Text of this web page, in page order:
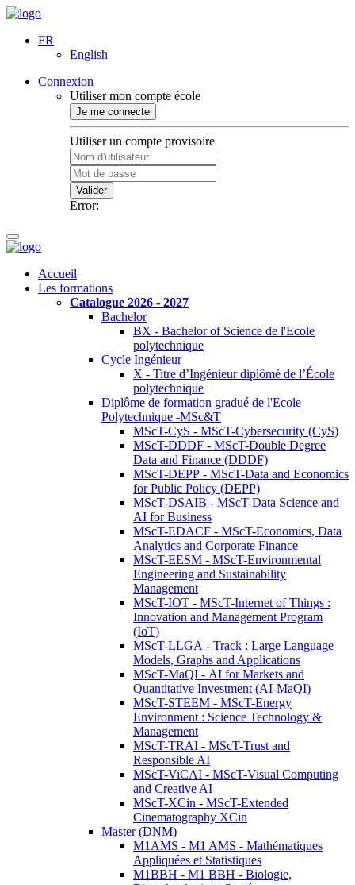
FR
English
Connexion
Utiliser mon compte école
Je me connecte
Utiliser un compte provisoire
Valider
Error:
Accueil
Les formations
Catalogue 2026 - 2027
Bachelor
BX - Bachelor of Science de l'Ecole
polytechnique
Cycle Ingénieur
X - Titre d’Ingénieur diplômé de l’École
polytechnique
Diplôme de formation gradué de l'Ecole
Polytechnique -MSc&T
MScT-CyS - MScT-Cybersecurity (CyS)
MScT-DDDF - MScT-Double Degree
Data and Finance (DDDF)
MScT-DEPP - MScT-Data and Economics
for Public Policy (DEPP)
MScT-DSAIB - MScT-Data Science and
AI for Business
MScT-EDACF - MScT-Economics, Data
Analytics and Corporate Finance
MScT-EESM - MScT-Environmental
Engineering and Sustainability
Management
MScT-IOT - MScT-Internet of Things :
Innovation and Management Program
(IoT)
MScT-LLGA - Track : Large Language
Models, Graphs and Applications
MScT-MaQI - AI for Markets and
Quantitative Investment (AI-MaQI)
MScT-STEEM - MScT-Energy
Environment : Science Technology &
Management
MScT-TRAI - MScT-Trust and
Responsible AI
MScT-ViCAI - MScT-Visual Computing
and Creative AI
MScT-XCin - MScT-Extended
Cinematography XCin
Master (DNM)
M1AMS - M1 AMS - Mathématiques
Appliquées et Statistiques
M1BBH - M1 BBH - Biologie,